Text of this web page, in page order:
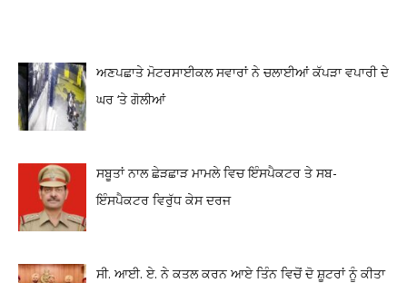
ਅਣਪਛਾਤੇ ਮੋਟਰਸਾਈਕਲ ਸਵਾਰਾਂ ਨੇ ਚਲਾਈਆਂ ਕੱਪੜਾ ਵਪਾਰੀ ਦੇ
ਘਰ ‘ਤੇ ਗੋਲੀਆਂ
ਸਬੂਤਾਂ ਨਾਲ ਛੇੜਛਾੜ ਮਾਮਲੇ ਵਿਚ ਇੰਸਪੈਕਟਰ ਤੇ ਸਬ-
ਇੰਸਪੈਕਟਰ ਵਿਰੁੱਧ ਕੇਸ ਦਰਜ
ਸੀ. ਆਈ. ਏ. ਨੇ ਕਤਲ ਕਰਨ ਆਏ ਤਿੰਨ ਵਿਚੋਂ ਦੋ ਸ਼ੂਟਰਾਂ ਨੂੰ ਕੀਤਾ